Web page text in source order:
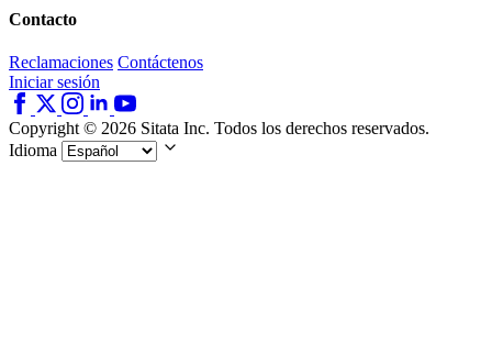
Contacto
Reclamaciones Contáctenos
Iniciar sesión
Copyright © 2026 Sitata Inc. Todos los derechos reservados.
Idioma